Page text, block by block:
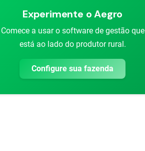
Experimente o Aegro
Comece a usar o software de gestão que
está ao lado do produtor rural.
Configure sua fazenda